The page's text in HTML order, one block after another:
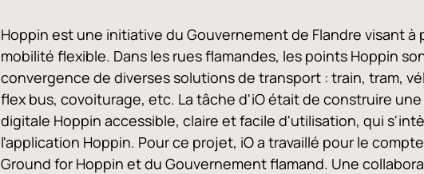
Hoppin est une initiative du Gouvernement de Flandre visant à
mobilité flexible. Dans les rues flamandes, les points Hoppin
convergence de diverses solutions de transport : train, tram,
flex bus, covoiturage, etc. La tâche d'iO était de construire
digitale Hoppin accessible, claire et facile d'utilisation, qui
l'application Hoppin. Pour ce projet, iO a travaillé pour le
Ground for Hoppin et du Gouvernement flamand. Une